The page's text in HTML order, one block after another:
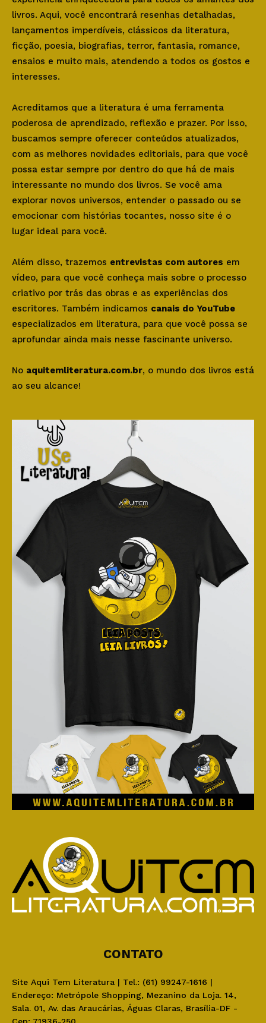
livros. Aqui, você encontrará resenhas detalhadas,
lançamentos imperdíveis, clássicos da literatura,
ficção, poesia, biografias, terror, fantasia, romance,
ensaios e muito mais, atendendo a todos os gostos e
interesses.
Acreditamos que a literatura é uma ferramenta
poderosa de aprendizado, reflexão e prazer. Por isso,
buscamos sempre oferecer conteúdos atualizados,
com as melhores novidades editoriais, para que você
possa estar sempre por dentro do que há de mais
interessante no mundo dos livros. Se você ama
explorar novos universos, entender o passado ou se
emocionar com histórias tocantes, nosso site é o
lugar ideal para você.
Além disso, trazemos entrevistas com autores em
vídeo, para que você conheça mais sobre o processo
criativo por trás das obras e as experiências dos
escritores. Também indicamos canais do YouTube
especializados em literatura, para que você possa se
aprofundar ainda mais nesse fascinante universo.
No aquitemliteratura.com.br, o mundo dos livros está
ao seu alcance!
CONTATO
Site Aqui Tem Literatura | Tel.: (61) 99247-1616 |
Endereço: Metrópole Shopping, Mezanino da Loja. 14,
Sala. 01, Av. das Araucárias, Águas Claras, Brasília-DF -
Cep: 71936-250